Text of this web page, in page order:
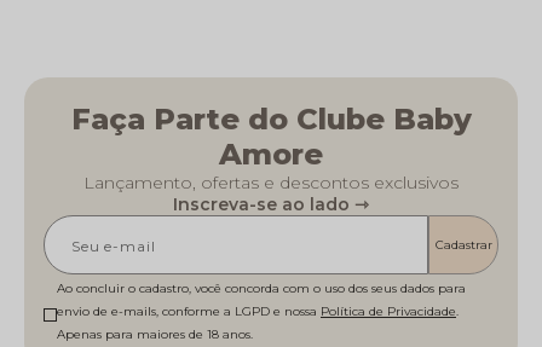
Faça Parte do Clube Baby
Amore
Lançamento, ofertas e descontos exclusivos
Inscreva-se ao lado ⇾
Cadastrar
Ao concluir o cadastro, você concorda com o uso dos seus dados para
envio de e-mails, conforme a LGPD e nossa Política de Privacidade